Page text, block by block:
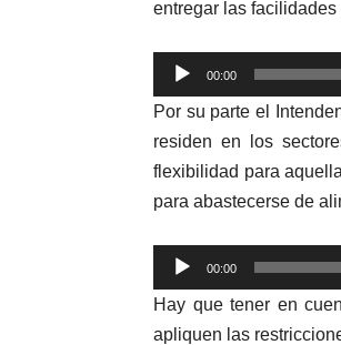
entregar las
Reproductor
de
audio
00:00
Por su parte el
residen en los
flexibilidad para
para abastecerse de
Reproductor
de
audio
00:00
Hay que tener en
apliquen las